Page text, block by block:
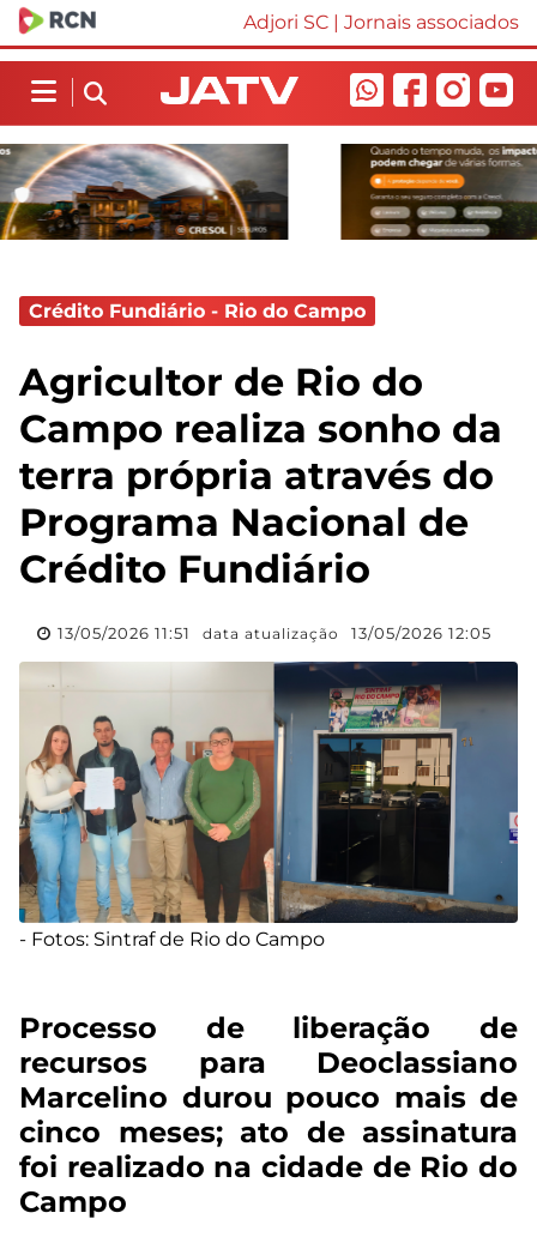
Adjori SC | Jornais associados
Crédito Fundiário - Rio do Campo
Agricultor de Rio do
Campo realiza sonho da
terra própria através do
Programa Nacional de
Crédito Fundiário
13/05/2026 11:51 data atualização 13/05/2026 12:05
- Fotos: Sintraf de Rio do Campo
Processo de liberação de
recursos para Deoclassiano
Marcelino durou pouco mais de
cinco meses; ato de assinatura
foi realizado na cidade de Rio do
Campo